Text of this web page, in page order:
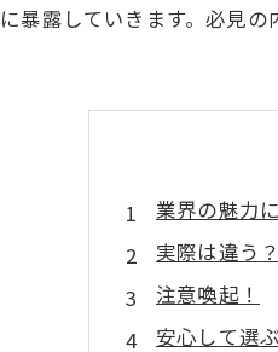
暴露していきます。必見
業界の魅力
実際は違う？
注意喚起！
安心して選